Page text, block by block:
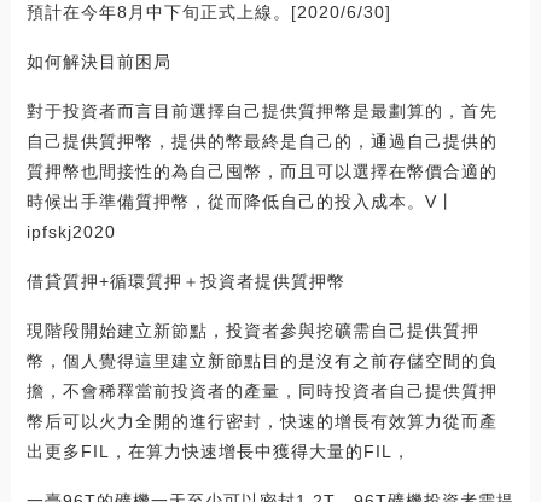
預計在今年8月中下旬正式上線。[2020/6/30]
如何解決目前困局
對于投資者而言目前選擇自己提供質押幣是最劃算的，首先
自己提供質押幣，提供的幣最終是自己的，通過自己提供的
質押幣也間接性的為自己囤幣，而且可以選擇在幣價合適的
時候出手準備質押幣，從而降低自己的投入成本。V丨
ipfskj2020
借貸質押+循環質押＋投資者提供質押幣
現階段開始建立新節點，投資者參與挖礦需自己提供質押
幣，個人覺得這里建立新節點目的是沒有之前存儲空間的負
擔，不會稀釋當前投資者的產量，同時投資者自己提供質押
幣后可以火力全開的進行密封，快速的增長有效算力從而產
出更多FIL，在算力快速增長中獲得大量的FIL，